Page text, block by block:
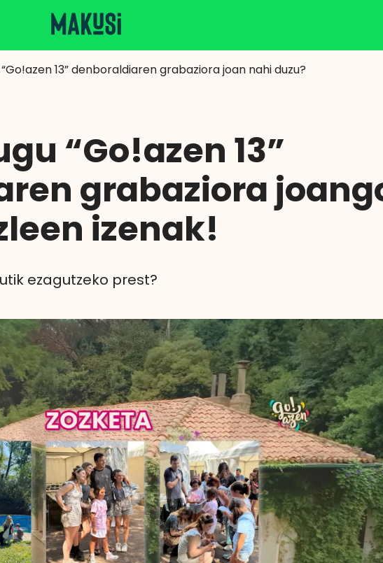
“Go!azen 13” denboraldiaren grabaziora joan nahi duzu?
“Go!azen 13”
grabaziora
izenak!
ezagutzeko prest?